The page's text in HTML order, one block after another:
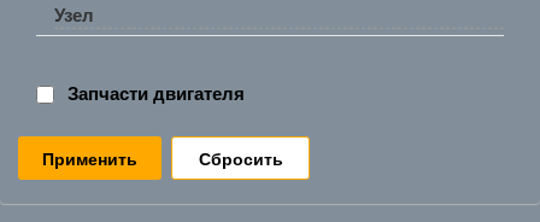
Узел
Запчасти двигателя
Сбросить